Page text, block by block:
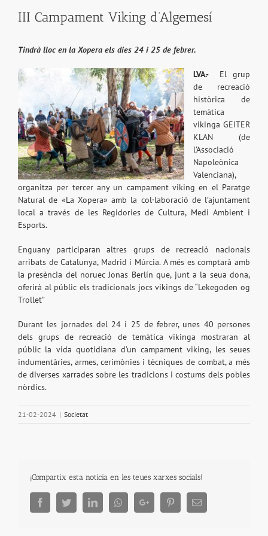
III Campament Viking d’Algemesí
Tindrà lloc en la Xopera els dies 24 i 25 de febrer.
LVA.- El grup
de recreació
històrica de
temàtica
vikinga GEITER
KLAN (de
l’Associació
Napoleònica
Valenciana),
organitza per tercer any un campament viking en el Paratge
Natural de «La Xopera» amb la col·laboració de l’ajuntament
local a través de les Regidories de Cultura, Medi Ambient i
Esports.
Enguany participaran altres grups de recreació nacionals
arribats de Catalunya, Madrid i Múrcia. A més es comptarà amb
la presència del noruec Jonas Berlín que, junt a la seua dona,
oferirà al públic els tradicionals jocs vikings de “Lekegoden og
Trollet”
Durant les jornades del 24 i 25 de febrer, unes 40 persones
dels grups de recreació de temàtica vikinga mostraran al
públic la vida quotidiana d’un campament viking, les seues
indumentàries, armes, cerimònies i tècniques de combat, a més
de diverses xarrades sobre les tradicions i costums dels pobles
nòrdics.
21-02-2024 | Societat
¡Compartix esta notícia en les teues xarxes socials!
FacebookTwitterLinkedInWhatsappGoogle+ PinterestEmail